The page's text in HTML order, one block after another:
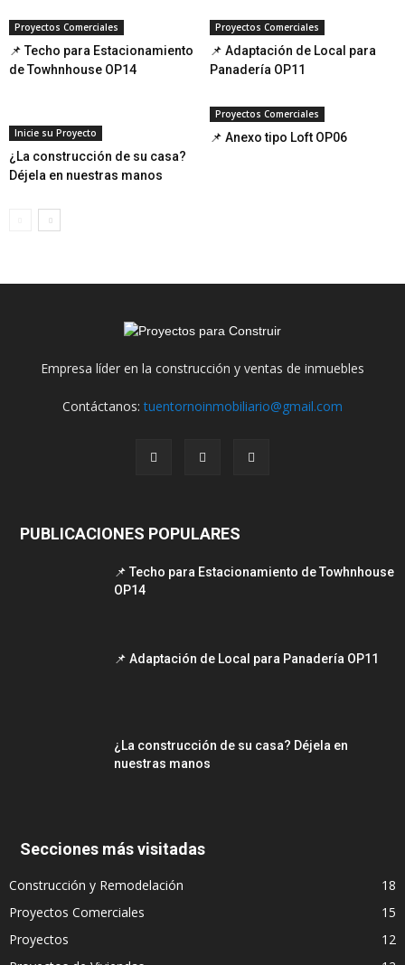
Proyectos Comerciales
📌 Techo para Estacionamiento
de Towhnhouse OP14
Proyectos Comerciales
📌 Adaptación de Local para
Panadería OP11
Inicie su Proyecto
¿La construcción de su casa?
Déjela en nuestras manos
Proyectos Comerciales
📌 Anexo tipo Loft OP06
Empresa líder en la construcción y ventas de inmuebles
Contáctanos:tuentornoinmobiliario@gmail.com
PUBLICACIONES POPULARES
📌 Techo para Estacionamiento de Towhnhouse
OP14
📌 Adaptación de Local para Panadería OP11
¿La construcción de su casa? Déjela en
nuestras manos
Secciones más visitadas
Construcción y Remodelación
18
Proyectos Comerciales
15
Proyectos
12